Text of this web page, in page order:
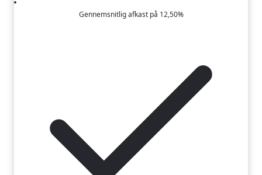
Gennemsnitlig afkast på 12,50%